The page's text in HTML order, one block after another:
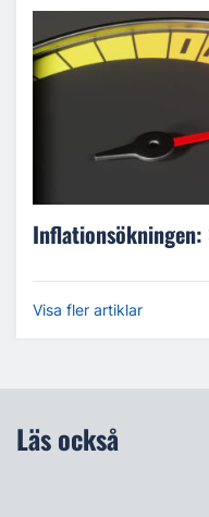
Inflationsökningen:
Visa fler artiklar
Läs också